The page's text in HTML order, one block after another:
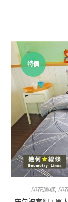
特價
印花圖樣, 印